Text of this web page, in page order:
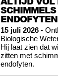
15 juli 2026 -
Biologische
Hij laat zien dat
zitten met
endofyten.